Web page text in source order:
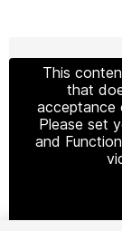
This
that
acceptance
Please set
and